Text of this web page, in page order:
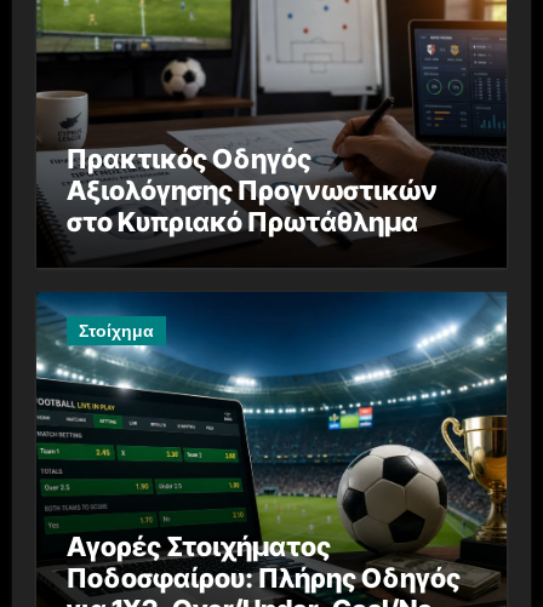
Πρακτικός Οδηγός
Αξιολόγησης Προγνωστικών
στο Κυπριακό Πρωτάθλημα
Στοίχημα
Αγορές Στοιχήματος
Ποδοσφαίρου: Πλήρης Οδηγός